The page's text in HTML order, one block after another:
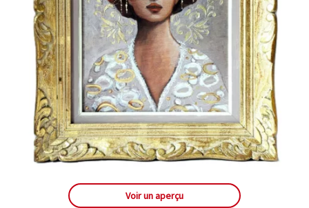
Voir un aperçu